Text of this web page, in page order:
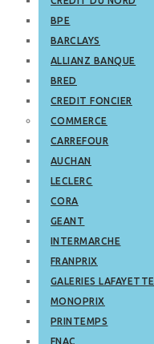
BPE
BARCLAYS
ALLIANZ BANQUE
BRED
CREDIT FONCIER
COMMERCE
CARREFOUR
AUCHAN
LECLERC
CORA
GEANT
INTERMARCHE
FRANPRIX
GALERIES LAFAYETTE
MONOPRIX
PRINTEMPS
FNAC